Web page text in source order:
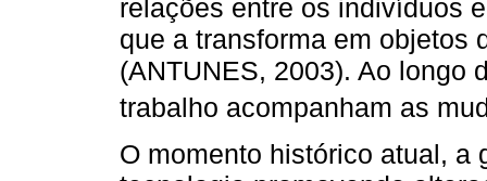
relações entre os indivíduos
que a transforma em objetos
(ANTUNES, 2003). Ao longo
trabalho acompanham as
O momento histórico atual, a